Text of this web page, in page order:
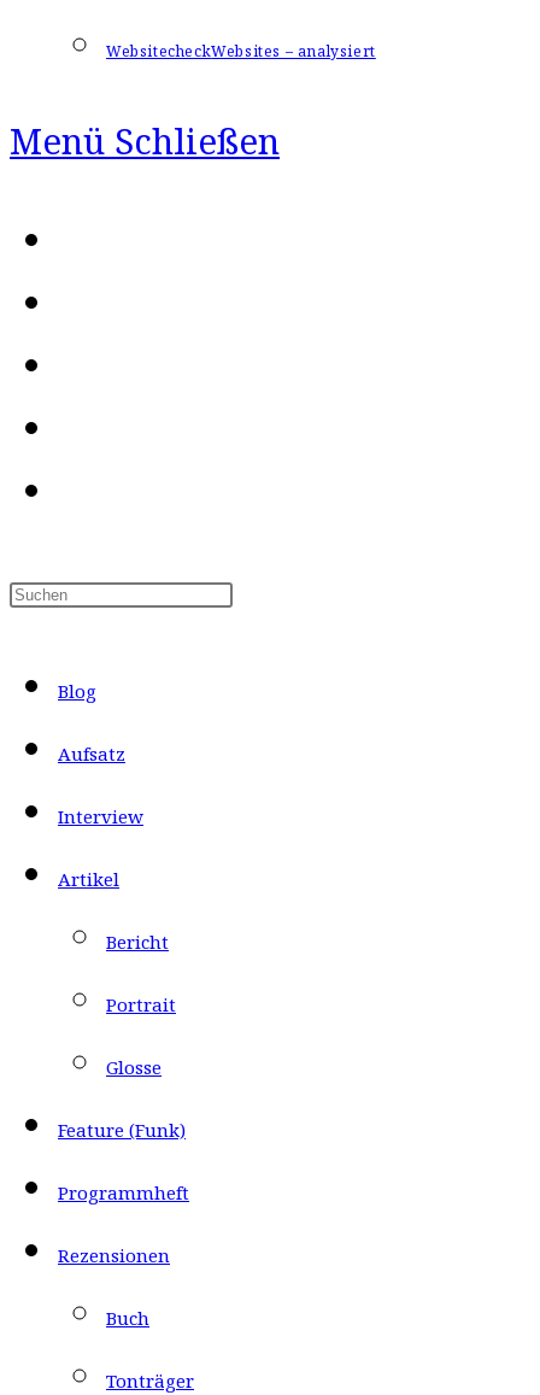
WebsitecheckWebsites – analysiert
Menü Schließen
Blog
Aufsatz
Interview
Artikel
Bericht
Portrait
Glosse
Feature (Funk)
Programmheft
Rezensionen
Buch
Tonträger